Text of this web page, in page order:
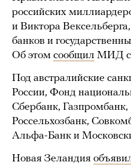
российских
и Виктора
банков и
Об этом сообщил МИД
Под австралийские
России, Фонд
Сбербанк,
Россельхозбанк,
Альфа-Банк и
Новая Зеландия